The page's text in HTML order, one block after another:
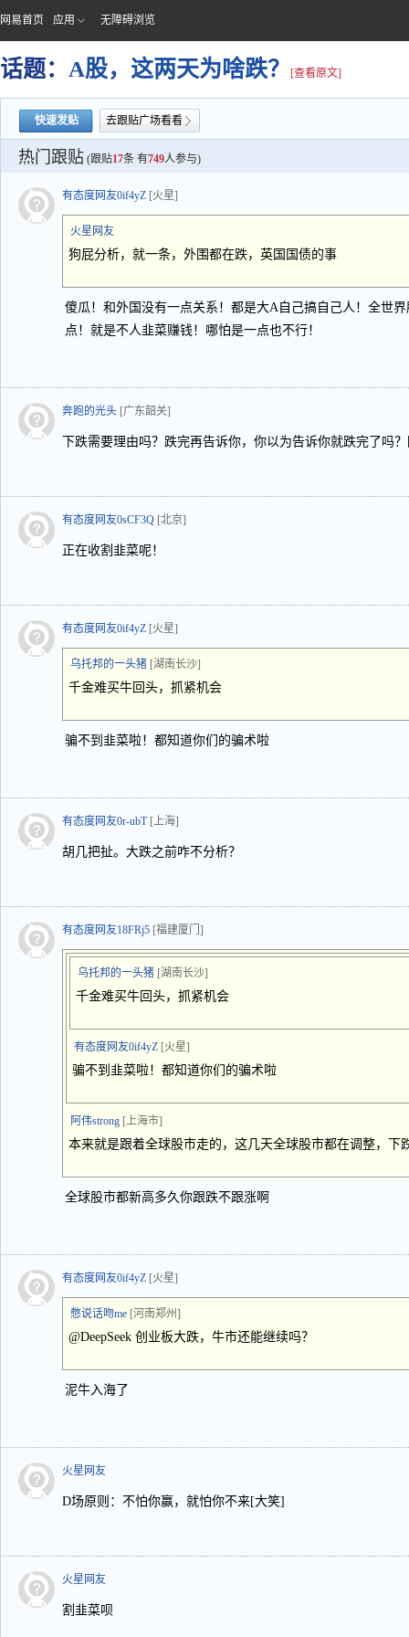
网易首页 应用 无障碍浏览
话题： A股，这两天为啥跌？ [查看原文]
快速发贴 去跟贴广场看看
热门跟贴 (跟贴17条 有749人参与)
有态度网友0if4yZ [火星]
火星网友
狗屁分析，就一条，外围都在跌，英国国债的事
傻瓜！和外国没有一点关系！都是大A自己搞自己人！全世
点！就是不人韭菜赚钱！哪怕是一点也不行！
奔跑的光头 [广东韶关]
下跌需要理由吗？跌完再告诉你，你以为告诉你就跌完了吗
有态度网友0sCF3Q [北京]
正在收割韭菜呢！
有态度网友0if4yZ [火星]
乌托邦的一头猪 [湖南长沙]
千金难买牛回头，抓紧机会
骗不到韭菜啦！都知道你们的骗术啦
有态度网友0r-ubT [上海]
胡几把扯。大跌之前咋不分析？
有态度网友18FRj5 [福建厦门]
乌托邦的一头猪 [湖南长沙]
千金难买牛回头，抓紧机会
有态度网友0if4yZ [火星]
骗不到韭菜啦！都知道你们的骗术啦
阿伟strong [上海市]
本来就是跟着全球股市走的，这几天全球股市都在调整，下
全球股市都新高多久你跟跌不跟涨啊
有态度网友0if4yZ [火星]
憋说话吻me [河南郑州]
@DeepSeek 创业板大跌，牛市还能继续吗？
泥牛入海了
火星网友
D场原则：不怕你赢，就怕你不来[大笑]
火星网友
割韭菜呗